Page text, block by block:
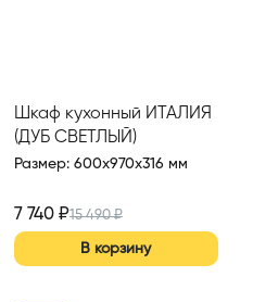
Шкаф кухонный ИТАЛИЯ
(ДУБ СВЕТЛЫЙ)
Размер: 600x970x316 мм
7 740₽15 490₽
В корзину